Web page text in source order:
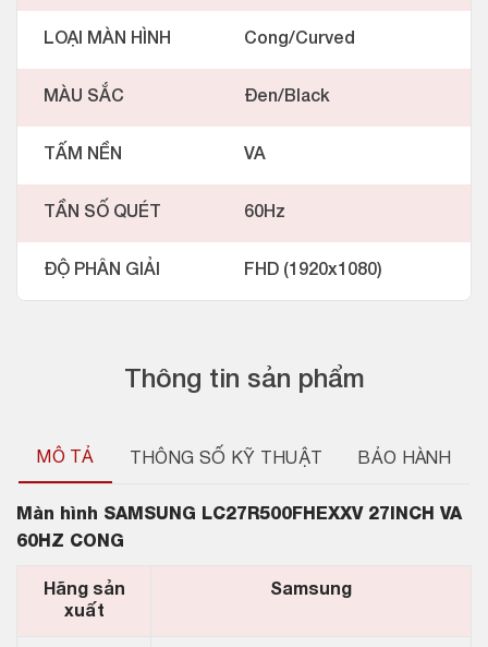
Thông tin sản phẩm
MÔ TẢ THÔNG SỐ KỸ THUẬT BẢO HÀNH
Màn hình SAMSUNG LC27R500FHEXXV 27INCH VA
60HZ CONG
Hãng sản
xuất
Samsung
LOẠI MÀN HÌNH Cong/Curved
MÀU SẮC Đen/Black
TẤM NỀN VA
TẦN SỐ QUÉT 60Hz
ĐỘ PHÂN GIẢI FHD (1920x1080)